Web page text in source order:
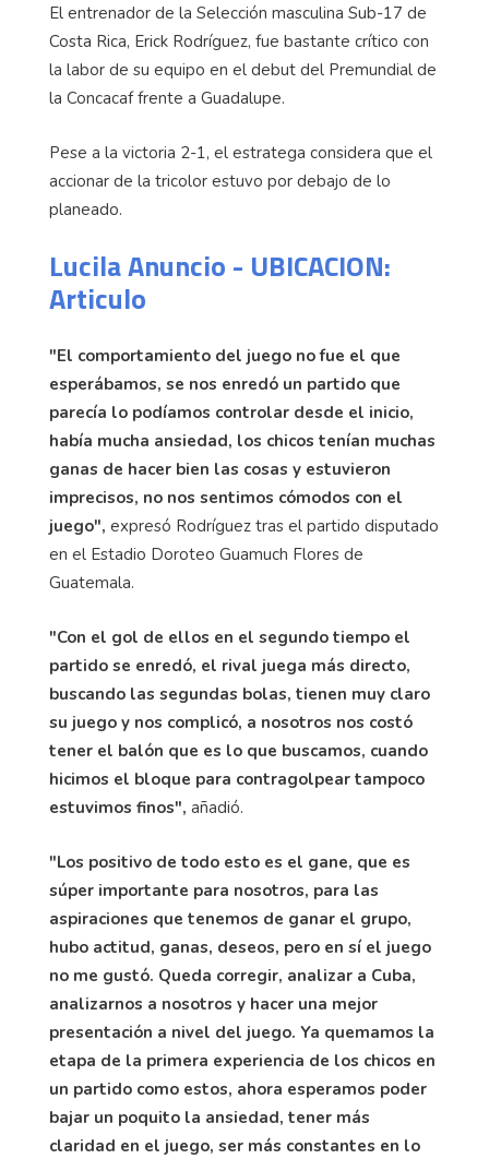
El entrenador de la Selección masculina Sub-17 de
Costa Rica, Erick Rodríguez, fue bastante crítico con
la labor de su equipo en el debut del Premundial de
la Concacaf frente a Guadalupe.
Pese a la victoria 2-1, el estratega considera que el
accionar de la tricolor estuvo por debajo de lo
planeado.
Lucila Anuncio - UBICACION:
Articulo
"El comportamiento del juego no fue el que
esperábamos, se nos enredó un partido que
parecía lo podíamos controlar desde el inicio,
había mucha ansiedad, los chicos tenían muchas
ganas de hacer bien las cosas y estuvieron
imprecisos, no nos sentimos cómodos con el
juego", expresó Rodríguez tras el partido disputado
en el Estadio Doroteo Guamuch Flores de
Guatemala.
"Con el gol de ellos en el segundo tiempo el
partido se enredó, el rival juega más directo,
buscando las segundas bolas, tienen muy claro
su juego y nos complicó, a nosotros nos costó
tener el balón que es lo que buscamos, cuando
hicimos el bloque para contragolpear tampoco
estuvimos finos", añadió.
"Los positivo de todo esto es el gane, que es
súper importante para nosotros, para las
aspiraciones que tenemos de ganar el grupo,
hubo actitud, ganas, deseos, pero en sí el juego
no me gustó. Queda corregir, analizar a Cuba,
analizarnos a nosotros y hacer una mejor
presentación a nivel del juego. Ya quemamos la
etapa de la primera experiencia de los chicos en
un partido como estos, ahora esperamos poder
bajar un poquito la ansiedad, tener más
claridad en el juego, ser más constantes en lo